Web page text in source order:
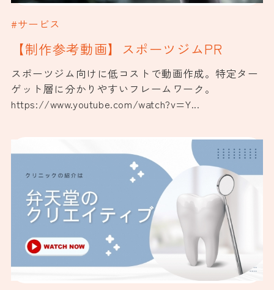
#サービス
【制作参考動画】スポーツジムPR
スポーツジム向けに低コストで動画作成。特定ター
ゲット層に分かりやすいフレームワーク。
https://www.youtube.com/watch?v=Y...